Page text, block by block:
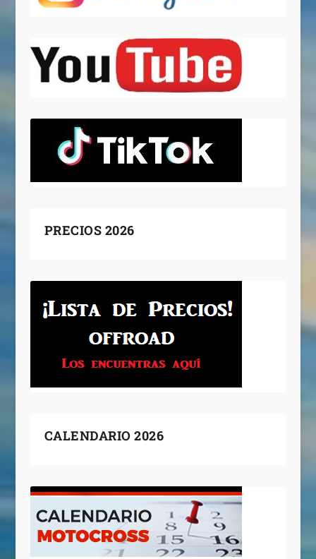
PRECIOS 2026
CALENDARIO 2026